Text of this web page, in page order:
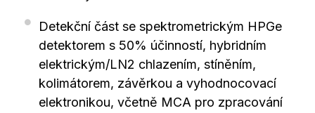
Detekční část se spektrometrickým HPGe
detektorem s 50% účinností, hybridním
elektrickým/LN2 chlazením, stíněním,
kolimátorem, závěrkou a vyhodnocovací
elektronikou, včetně MCA pro zpracování